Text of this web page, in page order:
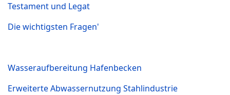
Testament und Legat
Die wichtigsten Fragen'
Wasseraufbereitung Hafenbecken
Erweiterte Abwassernutzung Stahlindustrie